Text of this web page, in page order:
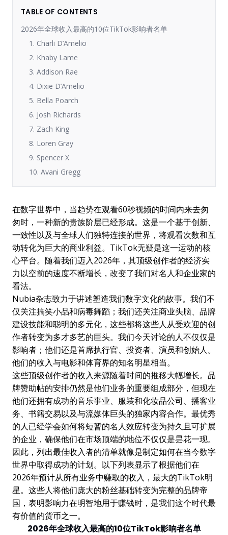
TABLE OF CONTENTS
2026年全球收入最高的10位TikTok影响者名单
1. Charli D’Amelio
2. Khaby Lame
3. Addison Rae
4. Dixie D’Amelio
5. Bella Poarch
6. Josh Richards
7. Zach King
8. Loren Gray
9. Spencer X
10. Avani Gregg
在数字世界中，当趋势在观看60秒视频的时间内来去匆
匆时，一种新的贵族阶层已经形成。这是一个基于创新、
一致性以及与全球人们独特连接的世界，将观看次数和互
动转化为巨大的商业利益。TikTok无疑是这一运动的核
心平台。随着我们迈入2026年，其顶级创作者的经济实
力以空前的速度不断增长，改变了我们对名人和企业家的
看法。
Nubia杂志致力于讲述塑造我们数字文化的故事。我们不
仅关注搞笑小品和病毒舞蹈；我们还关注商业头脑、品牌
建设技能和聪明的多元化，这些都将这些人从受欢迎的创
作者转变为多才多艺的巨头。我们今天讨论的人不仅仅是
影响者；他们还是首席执行官、投资者、演员和创始人。
他们的收入与电影和体育界的知名明星相当。
这些顶级创作者的收入来源随着时间的推移大幅增长。品
牌赞助帖的安排仍然是他们业务的重要组成部分，但现在
他们还拥有成功的音乐事业、服装和化妆品公司、播客业
务、书籍交易以及与流媒体巨头的独家内容合作。最优秀
的人已经学会如何将短暂的名人效应转变为持久且可扩展
的企业，确保他们在市场顶端的地位不仅仅是昙花一现。
因此，列出最佳收入者的清单就像是制定如何在当今数字
世界中取得成功的计划。以下列表显示了根据他们在
2026年预计从所有业务中赚取的收入，最大的TikTok明
星。这些人将他们庞大的粉丝基础转变为完整的品牌帝
国，表明影响力在明智地用于赚钱时，是我们这个时代最
有价值的货币之一。
2026年全球收入最高的10位TikTok影响者名单